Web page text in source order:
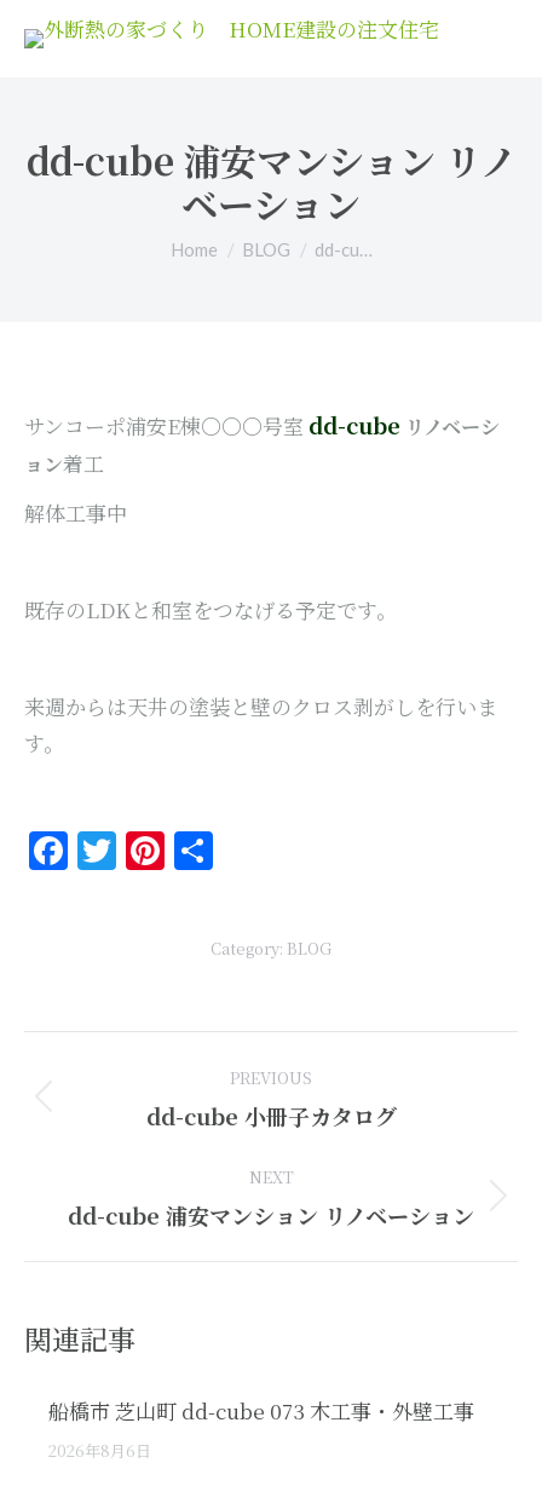
dd-cube 浦安マンション リノ
ベーション
You are here:
Home BLOG dd-cu…
サンコーポ浦安E棟〇〇〇号室 dd-cube リノベーシ
ョン着工
解体工事中
既存のLDKと和室をつなげる予定です。
来週からは天井の塗装と壁のクロス剥がしを行いま
す。
Facebook
Twitter
Pinterest
Category: BLOG
PREVIOUS
Previous
dd-cube 小冊子カタログ
NEXT
Next
dd-cube 浦安マンション リノベーション
関連記事
船橋市 芝山町 dd-cube 073 木工事・外壁工事
2026年8月6日